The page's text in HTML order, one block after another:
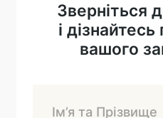
Зверніться
і
вашого